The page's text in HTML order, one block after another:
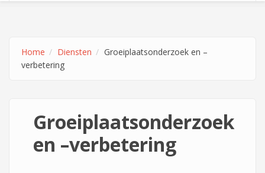
Home Diensten
Groeiplaatsonderzoek en –
verbetering
Groeiplaatsonderzoek
en –verbetering